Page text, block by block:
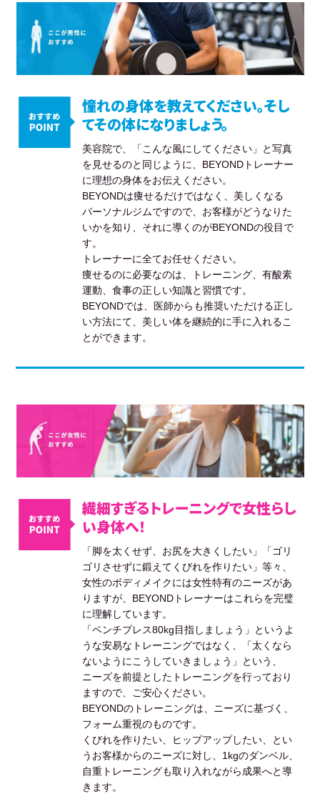
憧れの身体を教えてください。そし
てその体になりましょう。
美容院で、「こんな風にしてください」と写真
を見せるのと同じように、BEYONDトレーナー
に理想の身体をお伝えください。
BEYONDは痩せるだけではなく、美しくなる
パーソナルジムですので、お客様がどうなりた
いかを知り、それに導くのがBEYONDの役目で
す。
トレーナーに全てお任せください。
痩せるのに必要なのは、トレーニング、有酸素
運動、食事の正しい知識と習慣です。
BEYONDでは、医師からも推奨いただける正し
い方法にて、美しい体を継続的に手に入れるこ
とができます。
繊細すぎるトレーニングで女性らし
い身体へ！
「脚を太くせず、お尻を大きくしたい」「ゴリ
ゴリさせずに鍛えてくびれを作りたい」等々、
女性のボディメイクには女性特有のニーズがあ
りますが、BEYONDトレーナーはこれらを完璧
に理解しています。
「ベンチプレス80kg目指しましょう」というよ
うな安易なトレーニングではなく、「太くなら
ないようにこうしていきましょう」という、
ニーズを前提としたトレーニングを行っており
ますので、ご安心ください。
BEYONDのトレーニングは、ニーズに基づく、
フォーム重視のものです。
くびれを作りたい、ヒップアップしたい、とい
うお客様からのニーズに対し、1kgのダンベル、
自重トレーニングも取り入れながら成果へと導
きます。